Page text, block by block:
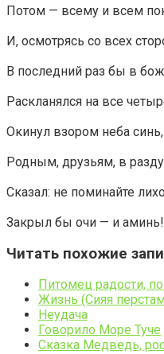
Потом — всему и всем
И, осмотрясь со всех
В последний раз бы в
Раскланялся на все
Окинул взором неба синь,
Родным, друзьям, в
Сказал: не поминайте
Закрыл бы очи — и аминь!
Читать похожие
Питомец радости,
Жизнь (Сияя
Неудача
Говорило Море Туче
Сказка Медведь,